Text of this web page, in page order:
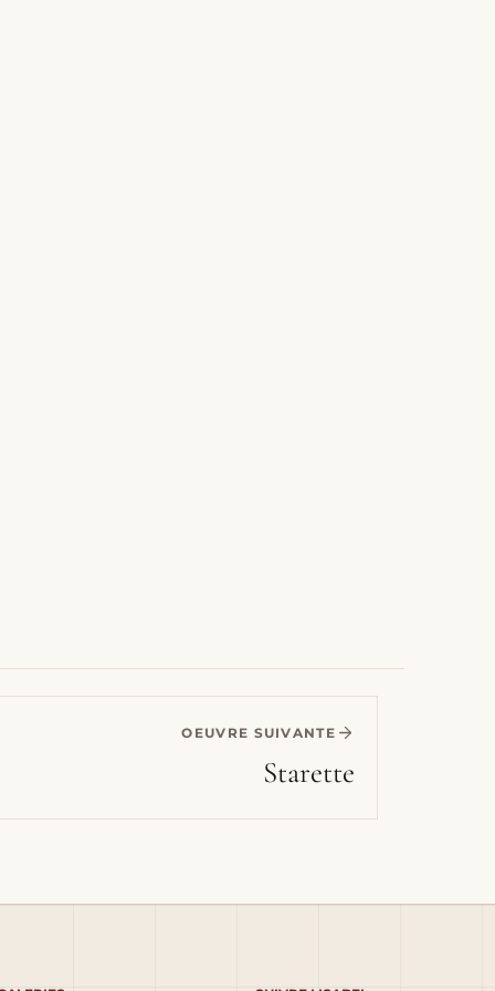
OEUVRE SUIVANTE
Starette